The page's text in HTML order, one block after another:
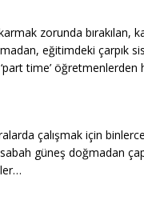
zorunda bırakılan,
eğitimdeki çarpık
time’
çalışmak için
güneş doğmadan